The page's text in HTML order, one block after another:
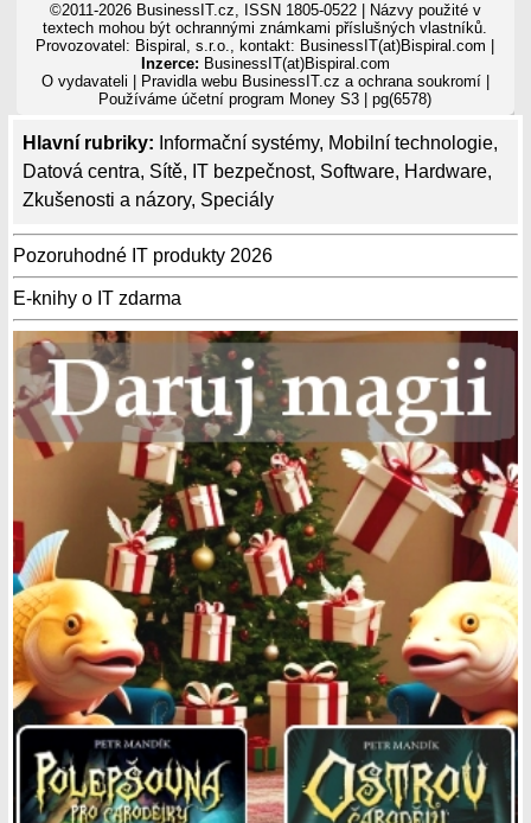
Hlavní rubriky: Informační systémy, Mobilní technologie,
Datová centra, Sítě, IT bezpečnost, Software, Hardware,
Zkušenosti a názory, Speciály
Pozoruhodné IT produkty 2026
E-knihy o IT zdarma
©2011-2026 BusinessIT.cz, ISSN 1805-0522 | Názvy použité v
textech mohou být ochrannými známkami příslušných vlastníků.
Provozovatel: Bispiral, s.r.o., kontakt: BusinessIT(at)Bispiral.com |
Inzerce: BusinessIT(at)Bispiral.com
O vydavateli
Pravidla webu BusinessIT.cz a ochrana soukromí|
Používámeúčetní program Money S3 | pg(6578)